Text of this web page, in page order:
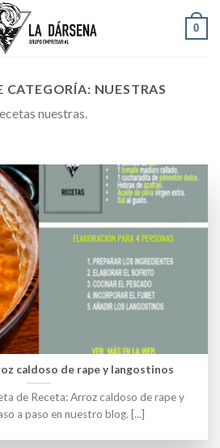
0
CATEGORÍA: NUESTRAS
nuestras.
caldoso de rape y langostinos
de Receta: Arroz caldoso de rape y
a paso en nuestro blog. [...]